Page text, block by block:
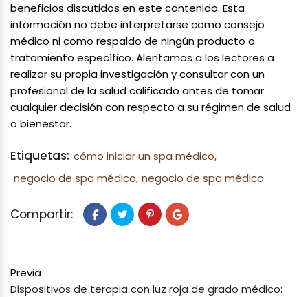
beneficios discutidos en este contenido. Esta
información no debe interpretarse como consejo
médico ni como respaldo de ningún producto o
tratamiento específico. Alentamos a los lectores a
realizar su propia investigación y consultar con un
profesional de la salud calificado antes de tomar
cualquier decisión con respecto a su régimen de salud
o bienestar.
Etiquetas: cómo iniciar un spa médico,
negocio de spa médico, negocio de spa médico
Compartir:
Previa
Dispositivos de terapia con luz roja de grado médico: